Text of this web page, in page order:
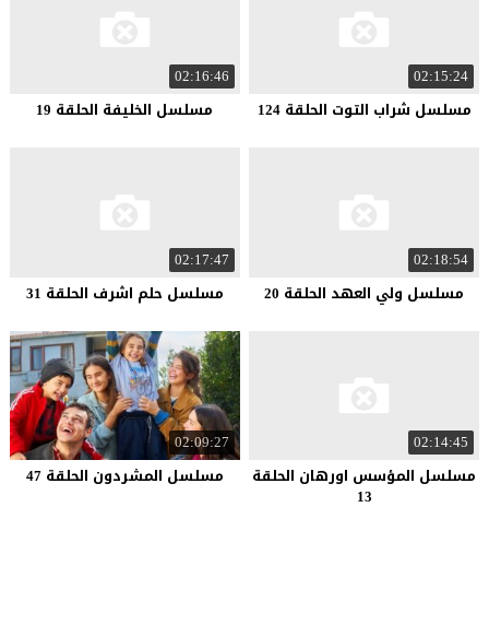
02:15:24
مسلسل شراب التوت الحلقة 124
02:16:46
مسلسل الخليفة الحلقة 19
02:18:54
مسلسل ولي العهد الحلقة 20
02:17:47
مسلسل حلم اشرف الحلقة 31
02:14:45
مسلسل المؤسس اورهان الحلقة
13
02:09:27
مسلسل المشردون الحلقة 47